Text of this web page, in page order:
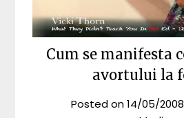
Cum se manifesta
avortului la
Posted on14/05/2008